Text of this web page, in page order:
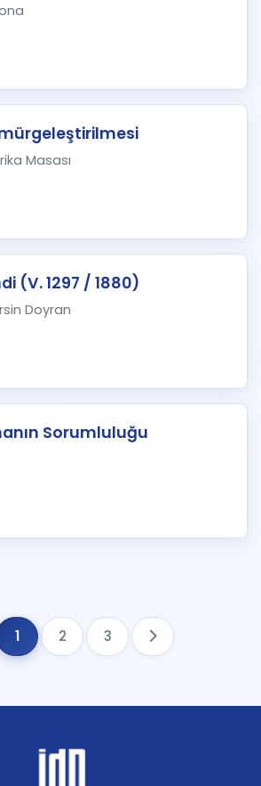
Masası
(V. 1297 / 1880)
Doyran
Sorumluluğu
1 2 3